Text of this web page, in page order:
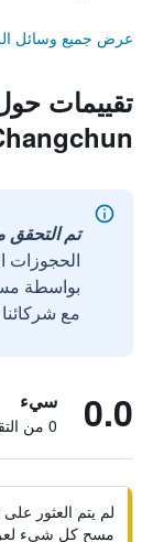
عرض جميع وسائل
تم التحقق منه
الحجوزات
مع
0.0 سيء
0 من التقييمات تم التحقق منها
لم يتم العثور
مسح كل شيء